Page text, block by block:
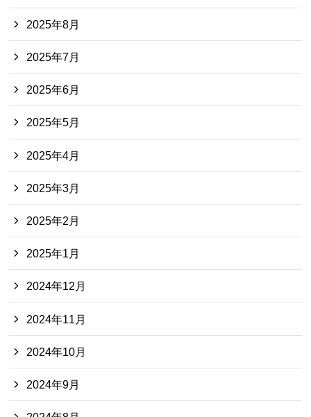
2025年8月
2025年7月
2025年6月
2025年5月
2025年4月
2025年3月
2025年2月
2025年1月
2024年12月
2024年11月
2024年10月
2024年9月